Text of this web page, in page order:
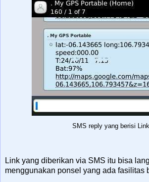
SMS reply yang berisi Link
Link yang diberikan via SMS itu bisa
menggunakan ponsel yang ada fasilitas